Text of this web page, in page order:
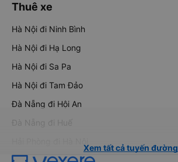
Thuê xe
Hà Nội đi Ninh Bình
Hà Nội đi Hạ Long
Hà Nội đi Sa Pa
Hà Nội đi Tam Đảo
Đà Nẵng đi Hội An
Đà Nẵng đi Huế
Xem tất cả tuyến đường